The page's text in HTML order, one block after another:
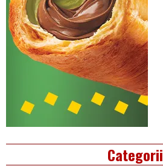
Categorii